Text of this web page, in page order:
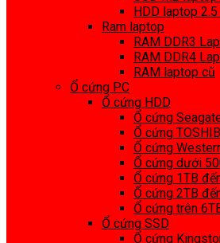
HDD laptop
Ram laptop
RAM DDR3
RAM DDR4
RAM laptop cũ
Ổ cứng PC
Ổ cứng HDD
Ổ cứng
Ổ cứng
Ổ cứng
Ổ cứng dưới
Ổ cứng 1TB
Ổ cứng 2TB
Ổ cứng trên
Ổ cứng SSD
Ổ cứng